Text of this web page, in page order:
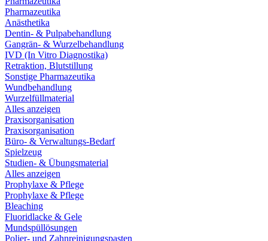
Pharmazeutika
Anästhetika
Dentin- & Pulpabehandlung
Gangrän- & Wurzelbehandlung
IVD (In Vitro Diagnostika)
Retraktion, Blutstillung
Sonstige Pharmazeutika
Wundbehandlung
Wurzelfüllmaterial
Alles anzeigen
Praxisorganisation
Praxisorganisation
Büro- & Verwaltungs-Bedarf
Spielzeug
Studien- & Übungsmaterial
Alles anzeigen
Prophylaxe & Pflege
Prophylaxe & Pflege
Bleaching
Fluoridlacke & Gele
Mundspüllösungen
Polier- und Zahnreinigungspasten